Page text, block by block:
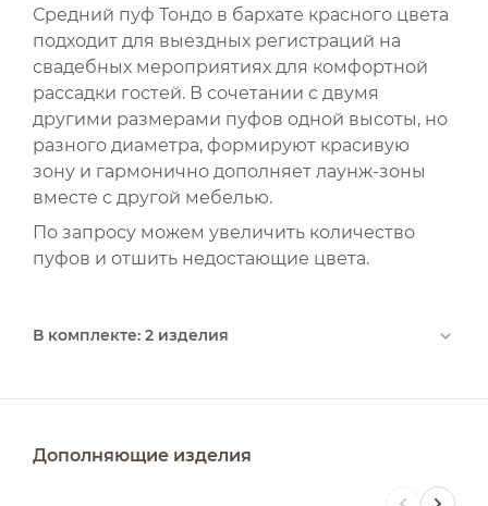
Средний пуф Тондо в бархате красного цвета
подходит для выездных регистраций на
свадебных мероприятиях для комфортной
рассадки гостей. В сочетании с двумя
другими размерами пуфов одной высоты, но
разного диаметра, формируют красивую
зону и гармонично дополняет лаунж-зоны
вместе с другой мебелью.
По запросу можем увеличить количество
пуфов и отшить недостающие цвета.
В комплекте: 2 изделия
Дополняющие изделия